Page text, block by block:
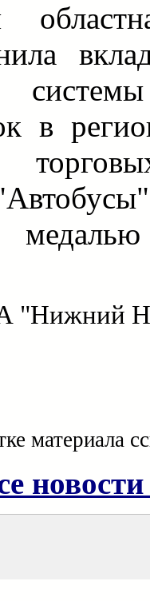
в
"Нижний
материала